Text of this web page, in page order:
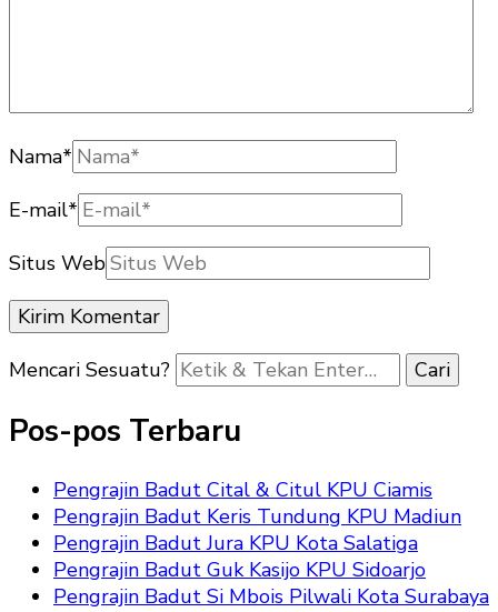
Nama*
E-mail*
Situs Web
Mencari Sesuatu?
Pos-pos Terbaru
Pengrajin Badut Cital & Citul KPU Ciamis
Pengrajin Badut Keris Tundung KPU Madiun
Pengrajin Badut Jura KPU Kota Salatiga
Pengrajin Badut Guk Kasijo KPU Sidoarjo
Pengrajin Badut Si Mbois Pilwali Kota Surabaya